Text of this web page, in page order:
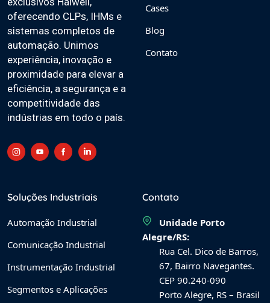
oferecendo CLPs, IHMs e
sistemas completos de
automação. Unimos
experiência, inovação e
proximidade para elevar a
eficiência, a segurança e a
competitividade das
indústrias em todo o país.
Cases
Blog
Contato
Soluções Industriais
Automação Industrial
Comunicação Industrial
Instrumentação Industrial
Segmentos e Aplicações
Contato
Unidade Porto
Alegre/RS:
Rua Cel. Dico de Barros,
67, Bairro Navegantes.
CEP 90.240-090
Porto Alegre, RS – Brasil